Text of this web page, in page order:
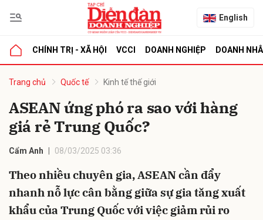
English
CHÍNH TRỊ - XÃ HỘI VCCI DOANH NGHIỆP DOANH
Trang chủ Quốc tế Kinh tế thế giới
ASEAN ứng phó ra sao với hàng
giá rẻ Trung Quốc?
Cẩm Anh 08/03/2025 03:36
Theo nhiều chuyên gia, ASEAN cần đẩy
nhanh nỗ lực cân bằng giữa sự gia tăng xuất
khẩu của Trung Quốc với việc giảm rủi ro
luận
Hủy